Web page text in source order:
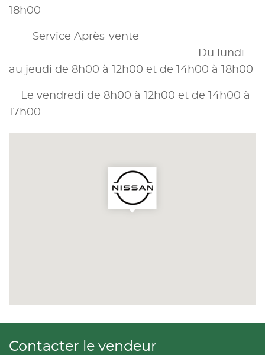
18h00
Service Après-vente
Du lundi
au jeudi de 8h00 à 12h00 et de 14h00 à 18h00
Le vendredi de 8h00 à 12h00 et de 14h00 à
17h00
Contacter le vendeur